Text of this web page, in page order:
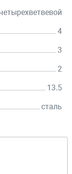
4
3
2
13.5
сталь